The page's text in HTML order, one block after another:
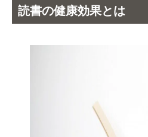
読書の健康効果とは